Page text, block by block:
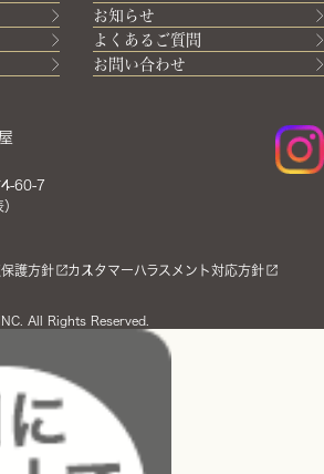
お知らせ
よくあるご質問
お問い合わせ
4-60-7
護方針 カスタマーハラスメント対応方針
All Rights Reserved.